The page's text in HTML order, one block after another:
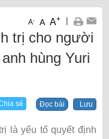
A- A A+ |
trị cho người
hùng Yuri
sẻ Đọc bài Lưu
là yếu tố quyết định